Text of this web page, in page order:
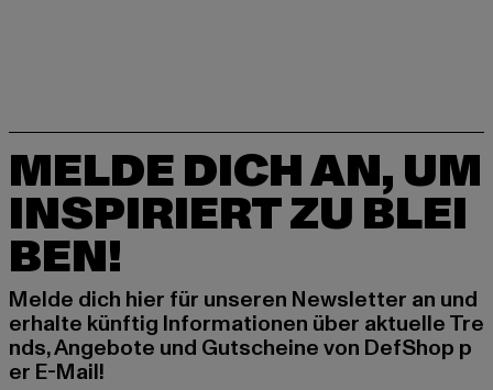
MELDE DICH AN, UM
INSPIRIERT ZU BLEI
BEN!
Melde dich hier für unseren Newsletter an und
erhalte künftig Informationen über aktuelle Tre
nds, Angebote und Gutscheine von DefShop p
er E-Mail!